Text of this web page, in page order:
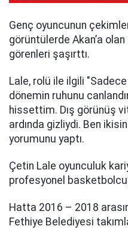
Genç oyuncunun
görüntülerde Akan’a
görenleri şaşırttı.
Lale, rolü ile ilgili
dönemin ruhunu
hissettim. Dış görünüş
ardında gizliydi. Ben
yorumunu yaptı.
Çetin Lale oyunculuk
profesyonel
Hatta 2016 – 2018
Fethiye Belediyesi